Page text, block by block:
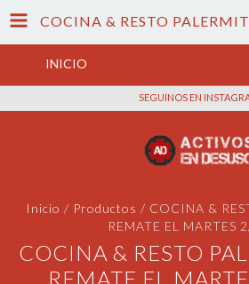
INICIO
SEGUINOS EN
Inicio / Productos / COCINA &
REMATE EL MARTES
COCINA & RESTO
REMATE EL